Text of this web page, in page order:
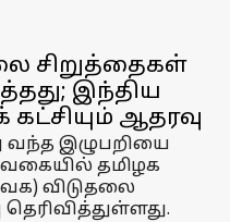
சிறுத்தைகள்
இந்திய
ஆதரவு
வந்த இழுபறியை
வகையில் தமிழக
விடுதலை